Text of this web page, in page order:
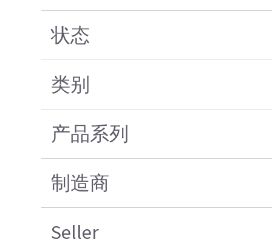
状态
类别
产品系列
制造商
Seller